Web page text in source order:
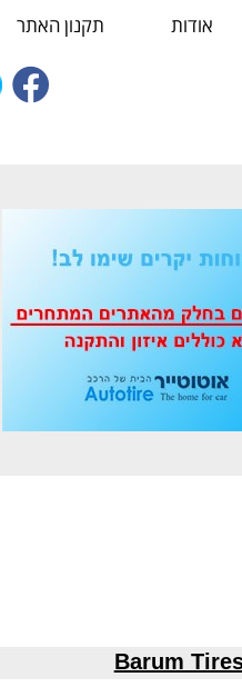
אודות תקנון האתר